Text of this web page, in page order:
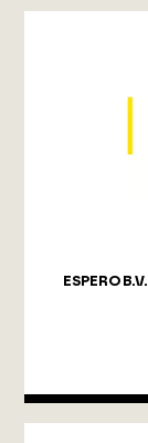
ESPERO B.V.